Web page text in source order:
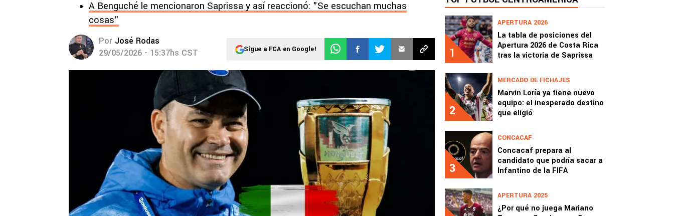
A Benguché le mencionaron Saprissa y así reaccionó: "Se escuchan muchas
cosas"
Por José Rodas
29/05/2026 - 15:37hs CST
Sigue a FCA en Google! 1
APERTURA 2026
La tabla de posiciones del
Apertura 2026 de Costa Rica
tras la victoria de Saprissa
2
MERCADO DE FICHAJES
Marvin Loría ya tiene nuevo
equipo: el inesperado destino
que eligió
3
CONCACAF
Concacaf prepara al
candidato que podría sacar a
Infantino de la FIFA
APERTURA 2025
¿Por qué no juega Mariano